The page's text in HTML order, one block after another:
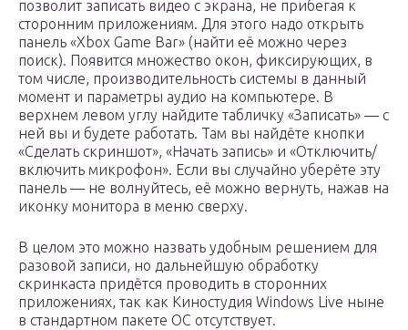
позволит записать видео с экрана, не прибегая к
сторонним приложениям. Для этого надо открыть
панель «Xbox Game Bar» (найти её можно через
поиск). Появится множество окон, фиксирующих, в
том числе, производительность системы в данный
момент и параметры аудио на компьютере. В
верхнем левом углу найдите табличку «Записать» — с
ней вы и будете работать. Там вы найдёте кнопки
«Сделать скриншот», «Начать запись» и «Отключить/
включить микрофон». Если вы случайно уберёте эту
панель — не волнуйтесь, её можно вернуть, нажав на
иконку монитора в меню сверху.
В целом это можно назвать удобным решением для
разовой записи, но дальнейшую обработку
скринкаста придётся проводить в сторонних
приложениях, так как Киностудия Windows Live ныне
в стандартном пакете ОС отсутствует.